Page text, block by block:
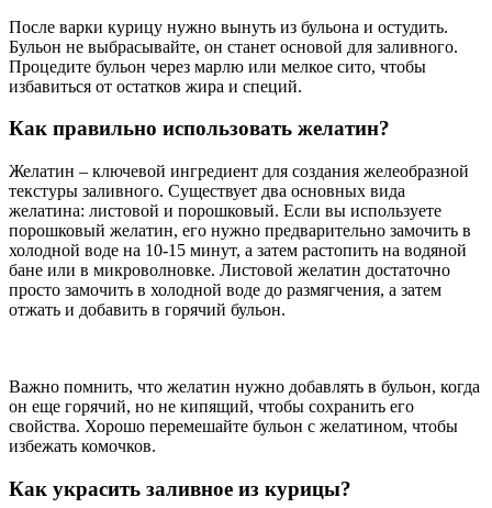
После варки курицу нужно вынуть из бульона и остудить.
Бульон не выбрасывайте, он станет основой для заливного.
Процедите бульон через марлю или мелкое сито, чтобы
избавиться от остатков жира и специй.
Как правильно использовать желатин?
Желатин – ключевой ингредиент для создания желеобразной
текстуры заливного. Существует два основных вида
желатина: листовой и порошковый. Если вы используете
порошковый желатин, его нужно предварительно замочить в
холодной воде на 10-15 минут, а затем растопить на водяной
бане или в микроволновке. Листовой желатин достаточно
просто замочить в холодной воде до размягчения, а затем
отжать и добавить в горячий бульон.
Важно помнить, что желатин нужно добавлять в бульон, когда
он еще горячий, но не кипящий, чтобы сохранить его
свойства. Хорошо перемешайте бульон с желатином, чтобы
избежать комочков.
Как украсить заливное из курицы?